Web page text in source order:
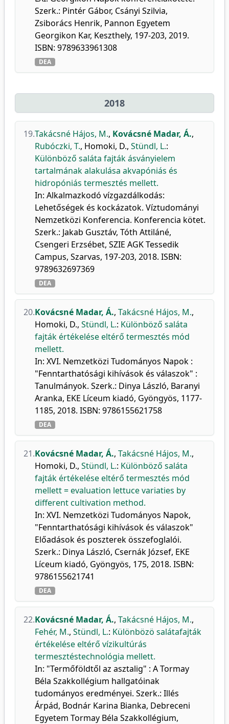
Szerk.: Pintér Gábor, Csányi Szilvia,
Zsiborács Henrik, Pannon Egyetem
Georgikon Kar, Keszthely, 197-203, 2019.
ISBN: 9789633961308
DEA
2018
19.Takácsné Hájos, M., Kovácsné Madar, Á.,
Rubóczki, T., Homoki, D., Stündl, L.:
Különböző saláta fajták ásványielem
tartalmának alakulása akvapóniás és
hidropóniás termesztés mellett.
In: Alkalmazkodó vízgazdálkodás:
Lehetőségek és kockázatok. Víztudományi
Nemzetközi Konferencia. Konferencia kötet.
Szerk.: Jakab Gusztáv, Tóth Attiláné,
Csengeri Erzsébet, SZIE AGK Tessedik
Campus, Szarvas, 197-203, 2018. ISBN:
9789632697369
DEA
20.Kovácsné Madar, Á., Takácsné Hájos, M.,
Homoki, D., Stündl, L.: Különböző saláta
fajták értékelése eltérő termesztés mód
mellett.
In: XVI. Nemzetközi Tudományos Napok :
"Fenntarthatósági kihívások és válaszok" :
Tanulmányok. Szerk.: Dinya László, Baranyi
Aranka, EKE Líceum kiadó, Gyöngyös, 1177-
1185, 2018. ISBN: 9786155621758
DEA
21.Kovácsné Madar, Á., Takácsné Hájos, M.,
Homoki, D., Stündl, L.: Különböző saláta
fajták értékelése eltérő termesztés mód
mellett = evaluation lettuce variaties by
different cultivation method.
In: XVI. Nemzetközi Tudományos Napok,
"Fenntarthatósági kihívások és válaszok"
Előadások és poszterek összefoglalói.
Szerk.: Dinya László, Csernák József, EKE
Líceum kiadó, Gyöngyös, 175, 2018. ISBN:
9786155621741
DEA
22.Kovácsné Madar, Á., Takácsné Hájos, M.,
Fehér, M., Stündl, L.: Különbözö salátafajták
értékelése eltérő vízikultúrás
termesztéstechnológia mellett.
In: "Termőföldtől az asztalig" : A Tormay
Béla Szakkollégium hallgatóinak
tudományos eredményei. Szerk.: Illés
Árpád, Bodnár Karina Bianka, Debreceni
Egyetem Tormay Béla Szakkollégium,